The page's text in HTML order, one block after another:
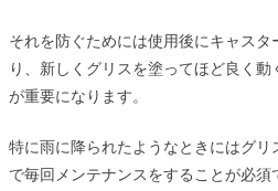
それを防ぐためには使用後にキャスタ
り、新しくグリスを塗ってほど良く
が重要になります。
特に雨に降られたようなときにはグ
で毎回メンテナンスをすることが必須